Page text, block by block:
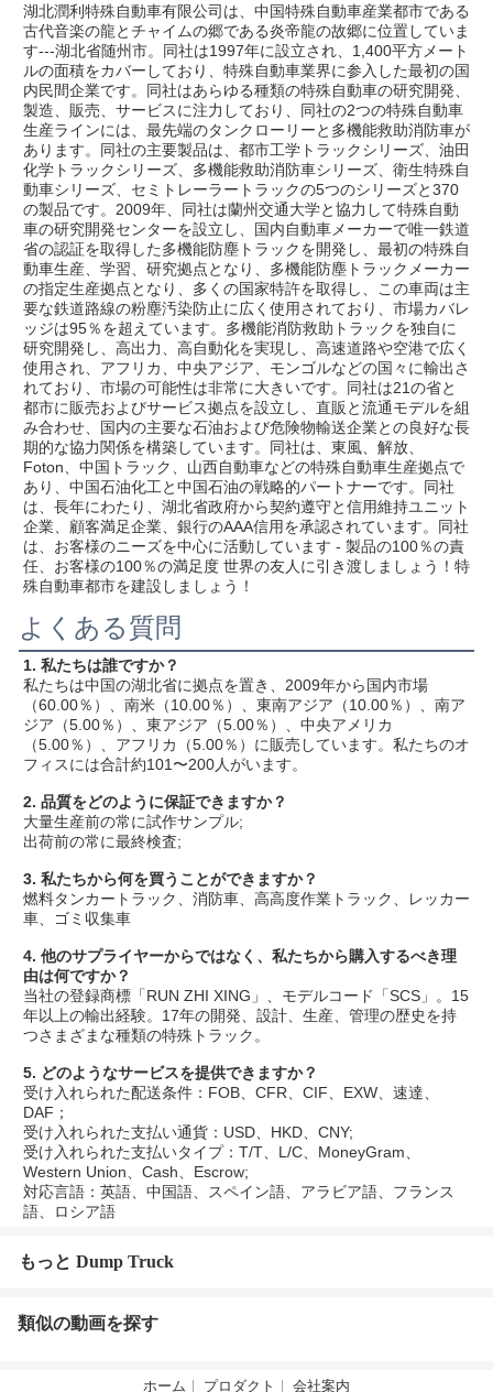
湖北潤利特殊自動車有限公司は、中国特殊自動車産業都市である
古代音楽の龍とチャイムの郷である炎帝龍の故郷に位置していま
す---湖北省随州市。同社は1997年に設立され、1,400平方メート
ルの面積をカバーしており、特殊自動車業界に参入した最初の国
内民間企業です。同社はあらゆる種類の特殊自動車の研究開発、
製造、販売、サービスに注力しており、同社の2つの特殊自動車
生産ラインには、最先端のタンクローリーと多機能救助消防車が
あります。同社の主要製品は、都市工学トラックシリーズ、油田
化学トラックシリーズ、多機能救助消防車シリーズ、衛生特殊自
動車シリーズ、セミトレーラートラックの5つのシリーズと370
の製品です。2009年、同社は蘭州交通大学と協力して特殊自動
車の研究開発センターを設立し、国内自動車メーカーで唯一鉄道
省の認証を取得した多機能防塵トラックを開発し、最初の特殊自
動車生産、学習、研究拠点となり、多機能防塵トラックメーカー
の指定生産拠点となり、多くの国家特許を取得し、この車両は主
要な鉄道路線の粉塵汚染防止に広く使用されており、市場カバレ
ッジは95％を超えています。多機能消防救助トラックを独自に
研究開発し、高出力、高自動化を実現し、高速道路や空港で広く
使用され、アフリカ、中央アジア、モンゴルなどの国々に輸出さ
れており、市場の可能性は非常に大きいです。同社は21の省と
都市に販売およびサービス拠点を設立し、直販と流通モデルを組
み合わせ、国内の主要な石油および危険物輸送企業との良好な長
期的な協力関係を構築しています。同社は、東風、解放、
Foton、中国トラック、山西自動車などの特殊自動車生産拠点で
あり、中国石油化工と中国石油の戦略的パートナーです。同社
は、長年にわたり、湖北省政府から契約遵守と信用維持ユニット
企業、顧客満足企業、銀行のAAA信用を承認されています。同社
は、お客様のニーズを中心に活動しています - 製品の100％の責
任、お客様の100％の満足度 世界の友人に引き渡しましょう！特
殊自動車都市を建設しましょう！
よくある質問
1. 私たちは誰ですか？
私たちは中国の湖北省に拠点を置き、2009年から国内市場
（60.00％）、南米（10.00％）、東南アジア（10.00％）、南ア
ジア（5.00％）、東アジア（5.00％）、中央アメリカ
（5.00％）、アフリカ（5.00％）に販売しています。私たちのオ
フィスには合計約101〜200人がいます。
2. 品質をどのように保証できますか？
大量生産前の常に試作サンプル;
出荷前の常に最終検査;
3. 私たちから何を買うことができますか？
燃料タンカートラック、消防車、高高度作業トラック、レッカー
車、ゴミ収集車
4. 他のサプライヤーからではなく、私たちから購入するべき理
由は何ですか？
当社の登録商標「RUN ZHI XING」、モデルコード「SCS」。15
年以上の輸出経験。17年の開発、設計、生産、管理の歴史を持
つさまざまな種類の特殊トラック。
5. どのようなサービスを提供できますか？
受け入れられた配送条件：FOB、CFR、CIF、EXW、速達、
DAF；
受け入れられた支払い通貨：USD、HKD、CNY;
受け入れられた支払いタイプ：T/T、L/C、MoneyGram、
Western Union、Cash、Escrow;
対応言語：英語、中国語、スペイン語、アラビア語、フランス
語、ロシア語
もっと Dump Truck
類似の動画を探す
ホーム プロダクト 会社案内